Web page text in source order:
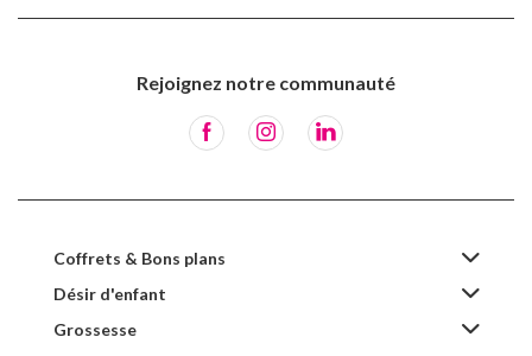
Rejoignez notre communauté
Coffrets & Bons plans
Désir d'enfant
Grossesse